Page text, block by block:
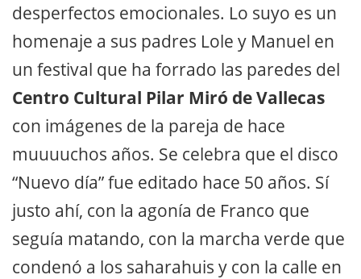
desperfectos emocionales. Lo suyo es un
homenaje a sus padres Lole y Manuel en
un festival que ha forrado las paredes del
Centro Cultural Pilar Miró de Vallecas
con imágenes de la pareja de hace
muuuuchos años. Se celebra que el disco
“Nuevo día” fue editado hace 50 años. Sí
justo ahí, con la agonía de Franco que
seguía matando, con la marcha verde que
condenó a los saharahuis y con la calle en